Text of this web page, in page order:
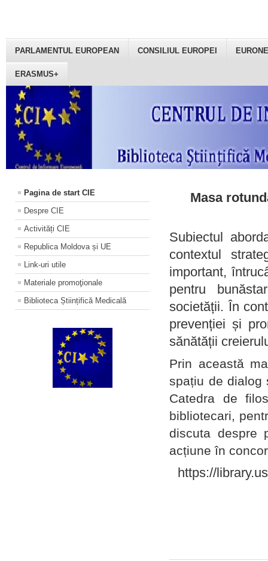
PARLAMENTUL EUROPEAN CONSILIUL EUROPEI
ERASMUS+
Pagina de start CIE
Despre CIE
Activități CIE
Republica Moldova și UE
Link-uri utile
Materiale promoţionale
Biblioteca Științifică Medicală
Masa
Subiectul
contextul
important,
pentru
societății. În
prevenției și
sănătății
Prin această
spațiu de dialog
Catedra de
bibliotecari,
discuta despre
acțiune în
https://